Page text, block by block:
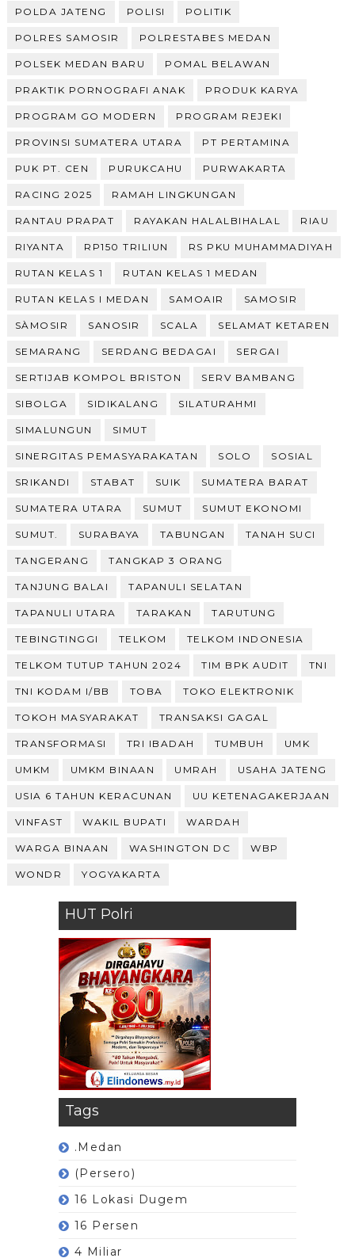
POLDA JATENG POLISI POLITIK
POLRES SAMOSIR POLRESTABES MEDAN
POLSEK MEDAN BARU POMAL BELAWAN
PRAKTIK PORNOGRAFI ANAK PRODUK KARYA
PROGRAM GO MODERN PROGRAM REJEKI
PROVINSI SUMATERA UTARA PT PERTAMINA
PUK PT. CEN PURUKCAHU PURWAKARTA
RACING 2025 RAMAH LINGKUNGAN
RANTAU PRAPAT RAYAKAN HALALBIHALAL RIAU
RIYANTA RP150 TRILIUN RS PKU MUHAMMADIYAH
RUTAN KELAS 1 RUTAN KELAS 1 MEDAN
RUTAN KELAS I MEDAN SAMOAIR SAMOSIR
SÀMOSIR SANOSIR SCALA SELAMAT KETAREN
SEMARANG SERDANG BEDAGAI SERGAI
SERTIJAB KOMPOL BRISTON SERV BAMBANG
SIBOLGA SIDIKALANG SILATURAHMI
SIMALUNGUN SIMUT
SINERGITAS PEMASYARAKATAN SOLO SOSIAL
SRIKANDI STABAT SUIK SUMATERA BARAT
SUMATERA UTARA SUMUT SUMUT EKONOMI
SUMUT. SURABAYA TABUNGAN TANAH SUCI
TANGERANG TANGKAP 3 ORANG
TANJUNG BALAI TAPANULI SELATAN
TAPANULI UTARA TARAKAN TARUTUNG
TEBINGTINGGI TELKOM TELKOM INDONESIA
TELKOM TUTUP TAHUN 2024 TIM BPK AUDIT TNI
TNI KODAM I/BB TOBA TOKO ELEKTRONIK
TOKOH MASYARAKAT TRANSAKSI GAGAL
TRANSFORMASI TRI IBADAH TUMBUH UMK
UMKM UMKM BINAAN UMRAH USAHA JATENG
USIA 6 TAHUN KERACUNAN UU KETENAGAKERJAAN
VINFAST WAKIL BUPATI WARDAH
WARGA BINAAN WASHINGTON DC WBP
WONDR YOGYAKARTA
HUT Polri
Tags
.Medan
(Persero)
16 Lokasi Dugem
16 Persen
4 Miliar